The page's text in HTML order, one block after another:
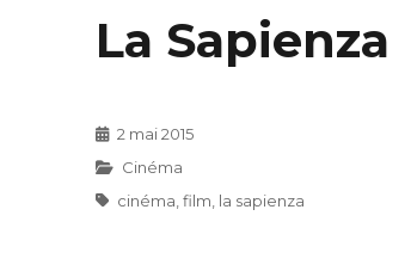
La Sapienza
Publié
2 mai 2015
Catégories
Cinéma
Étiquettes
cinéma film la sapienza